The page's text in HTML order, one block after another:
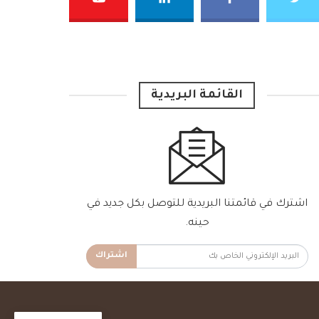
القائمة البريدية
اشترك في قائمتنا البريدية للتوصل بكل جديد في
حينه.
اشتراك